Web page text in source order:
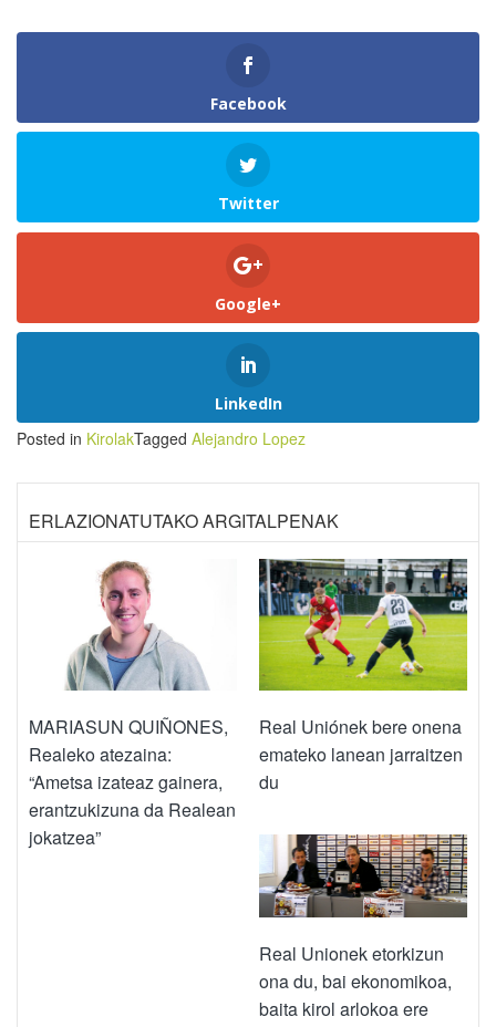
Facebook
Twitter
Google+
LinkedIn
Posted in KirolakTagged Alejandro Lopez
ERLAZIONATUTAKO ARGITALPENAK
MARIASUN QUIÑONES,
Realeko atezaina:
“Ametsa izateaz gainera,
erantzukizuna da Realean
jokatzea”
Real Uniónek bere onena
emateko lanean jarraitzen
du
Real Unionek etorkizun
ona du, bai ekonomikoa,
baita kirol arlokoa ere